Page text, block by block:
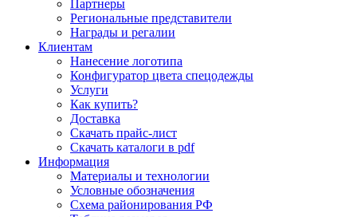
Партнеры
Региональные представители
Награды и регалии
Клиентам
Нанесение логотипа
Конфигуратор цвета спецодежды
Услуги
Как купить?
Доставка
Скачать прайс-лист
Скачать каталоги в pdf
Информация
Материалы и технологии
Условные обозначения
Схема районирования РФ